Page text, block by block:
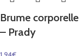
Brume
– Prady